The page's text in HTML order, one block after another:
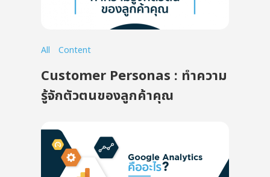
All Content
Customer Personas : ทำความ
รู้จักตัวตนของลูกค้าคุณ